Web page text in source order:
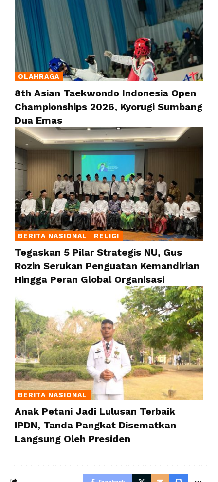
OLAHRAGA
8th Asian Taekwondo Indonesia Open
Championships 2026, Kyorugi Sumbang
Dua Emas
BERITA NASIONAL RELIGI
Tegaskan 5 Pilar Strategis NU, Gus
Rozin Serukan Penguatan Kemandirian
Hingga Peran Global Organisasi
BERITA NASIONAL
Anak Petani Jadi Lulusan Terbaik
IPDN, Tanda Pangkat Disematkan
Langsung Oleh Presiden